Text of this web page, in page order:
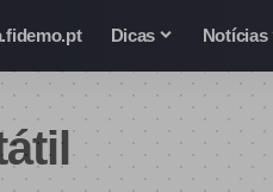
Dicas Notícias